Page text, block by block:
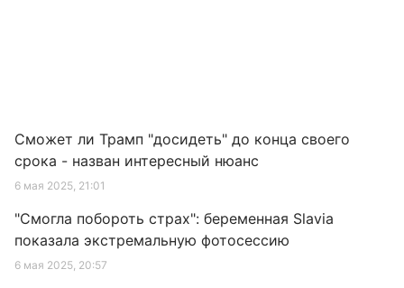
Сможет ли Трамп "досидеть" до конца своего
срока - назван интересный нюанс
6 мая 2025, 21:01
"Смогла побороть страх": беременная Slavia
показала экстремальную фотосессию
6 мая 2025, 20:57